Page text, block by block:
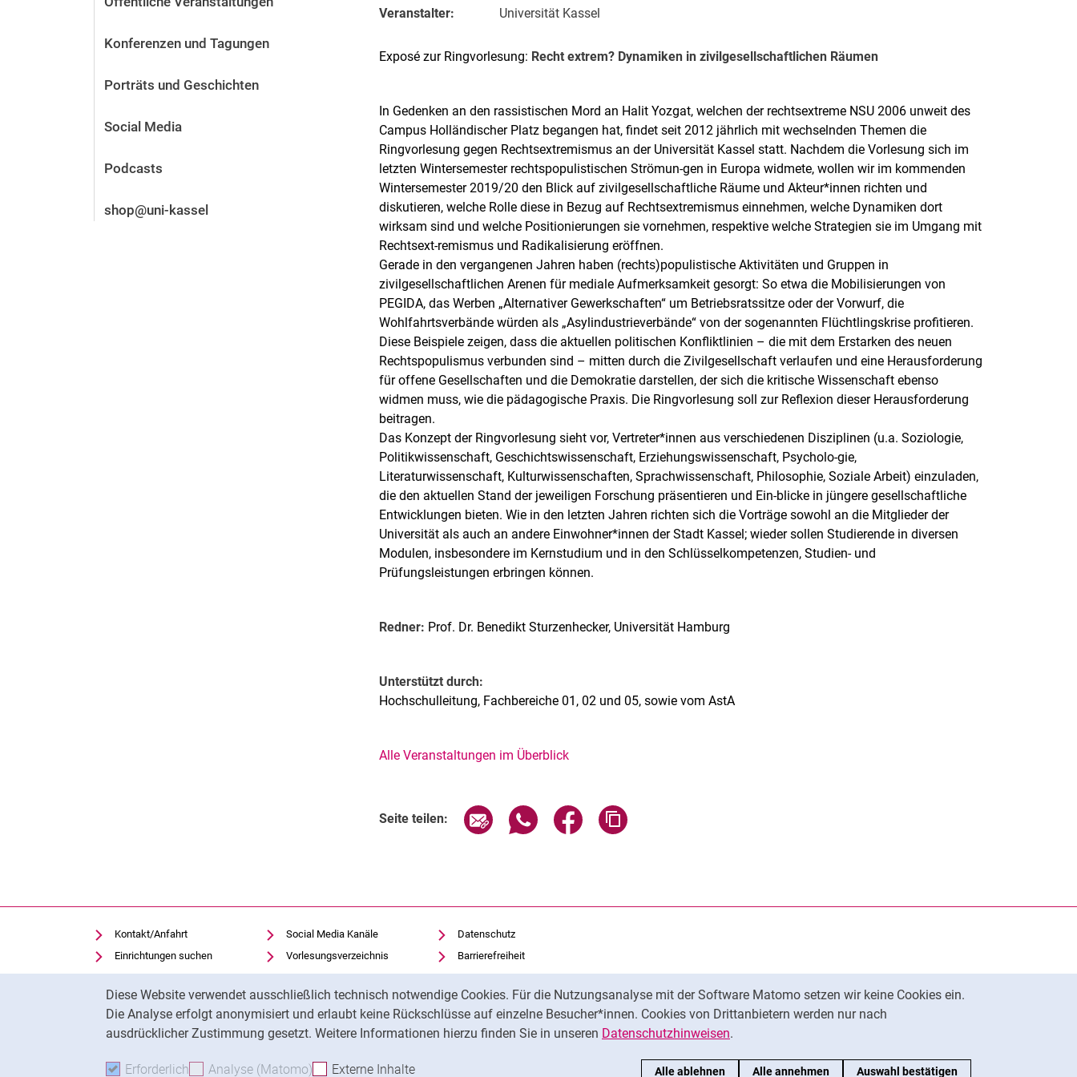
Diese Website verwendet ausschließlich technisch notwendige Cookies. Für die Nutzungsanalyse mit der Software Matomo setzen wir keine Cookies ein.
Die Analyse erfolgt anonymisiert und erlaubt keine Rückschlüsse auf einzelne Besucher*innen. Cookies von Drittanbietern werden nur nach
ausdrücklicher Zustimmung gesetzt. Weitere Informationen hierzu finden Sie in unseren Datenschutzhinweisen.
Erforderlich Erforderliche Cookies akzeptieren
Analyse (Matomo) Analyse-Cookies akzeptieren
Externe Inhalte Alle ablehnen Alle annehmen Auswahl bestätigen
Stellenangebote
Alum­ni und Freunde
Kontakt und Standorte
Konferenzen und Tagungen
Porträts und Geschichten
Social Media
Podcasts
shop@uni-kassel
Veranstalter:
Universität Kassel
Exposé zur Ringvorlesung: Recht ex­­trem? Dy­­na­­mi­ken in zi­vil­­ge­­sel­l­­schaf­t­­li­chen Räu­­men
In Gedenken an den rassistischen Mord an Halit Yozgat, welchen der rechtsextreme NSU 2006 unweit des
Campus Holländischer Platz begangen hat, findet seit 2012 jährlich mit wechselnden Themen die
Ringvorlesung gegen Rechtsextremismus an der Universität Kassel statt. Nachdem die Vorlesung sich im
letzten Wintersemester rechtspopulistischen Strömun-gen in Europa widmete, wollen wir im kommenden
Wintersemester 2019/20 den Blick auf zivilgesellschaftliche Räume und Akteur*innen richten und
diskutieren, welche Rolle diese in Bezug auf Rechtsextremismus einnehmen, welche Dynamiken dort
wirksam sind und welche Positionierungen sie vornehmen, respektive welche Strategien sie im Umgang mit
Rechtsext-remismus und Radikalisierung eröffnen.
Gerade in den vergangenen Jahren haben (rechts)populistische Aktivitäten und Gruppen in
zivilgesellschaftlichen Arenen für mediale Aufmerksamkeit gesorgt: So etwa die Mobilisierungen von
PEGIDA, das Werben „Alternativer Gewerkschaften“ um Betriebsratssitze oder der Vorwurf, die
Wohlfahrtsverbände würden als „Asylindustrieverbände“ von der sogenannten Flüchtlingskrise profitieren.
Diese Beispiele zeigen, dass die aktuellen politischen Konfliktlinien – die mit dem Erstarken des neuen
Rechtspopulismus verbunden sind – mitten durch die Zivilgesellschaft verlaufen und eine Herausforderung
für offene Gesellschaften und die Demokratie darstellen, der sich die kritische Wissenschaft ebenso
widmen muss, wie die pädagogische Praxis. Die Ringvorlesung soll zur Reflexion dieser Herausforderung
beitragen.
Das Konzept der Ringvorlesung sieht vor, Vertreter*innen aus verschiedenen Disziplinen (u.a. Soziologie,
Politikwissenschaft, Geschichtswissenschaft, Erziehungswissenschaft, Psycholo-gie,
Literaturwissenschaft, Kulturwissenschaften, Sprachwissenschaft, Philosophie, Soziale Arbeit) einzuladen,
die den aktuellen Stand der jeweiligen Forschung präsentieren und Ein-blicke in jüngere gesellschaftliche
Entwicklungen bieten. Wie in den letzten Jahren richten sich die Vorträge sowohl an die Mitglieder der
Universität als auch an andere Einwohner*innen der Stadt Kassel; wieder sollen Studierende in diversen
Modulen, insbesondere im Kernstudium und in den Schlüsselkompetenzen, Studien- und
Prüfungsleistungen erbringen können.
Redner: Prof. Dr. Benedikt Sturzenhecker, Universität Hamburg
Unterstützt durch:
Hochschulleitung, Fachbereiche 01, 02 und 05, sowie vom AstA
Alle Veranstaltungen im Überblick
Seite teilen: Seite über E-Mail teilen
Seite über WhatsApp teilen (externer Link, öffnet neues Fenster)
Seite über Facebook teilen (externer Link, öffnet neues Fenster)
Kontakt/Anfahrt
Einrichtungen suchen
Stellenangebote
Notfall
Cookie-Einstellungen
Social Media Kanäle
Vorlesungsverzeichnis
Moodle
Panopto
Universitätsbibliothek
Datenschutz
Barrierefreiheit
Transparenter KI-Einsatz
Impressum